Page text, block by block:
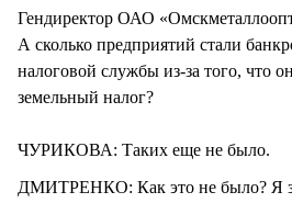
Гендиректор ОАО
А сколько предприятий стали
налоговой службы из-за того, что
земельный налог?
ЧУРИКОВА: Таких еще не было.
ДМИТРЕНКО: Как это не было? Я